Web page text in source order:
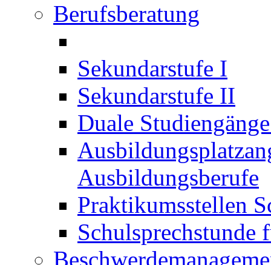
Berufsberatung
Sekundarstufe I
Sekundarstufe II
Duale
Ausbildungsberufe
Praktikumsstellen
Schulsprechstunde